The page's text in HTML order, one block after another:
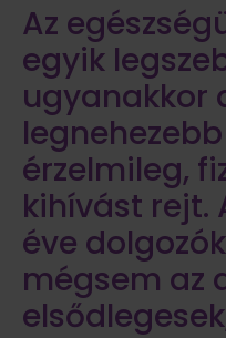
Az
egyik
ugyanakkor
érzelmileg,
kihívást rejt.
éve
mégsem az